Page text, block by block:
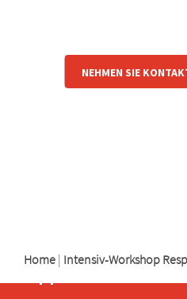
NEHMEN SIE
Home | Intensiv-Workshop
Support